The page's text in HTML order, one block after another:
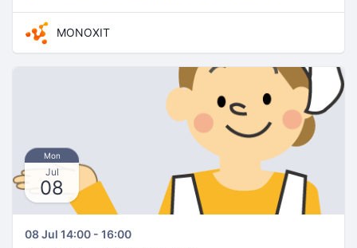
MONOXIT
Mon
Jul
08
08 Jul 14:00 - 16:00